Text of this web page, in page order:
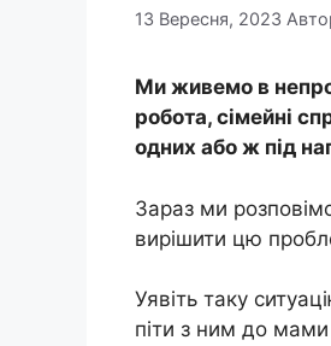
13 Вересня, 2023
Ми живемо в
робота, сімейні
одних або ж під
Зараз ми
вирішити цю
Уявіть таку
піти з ним до